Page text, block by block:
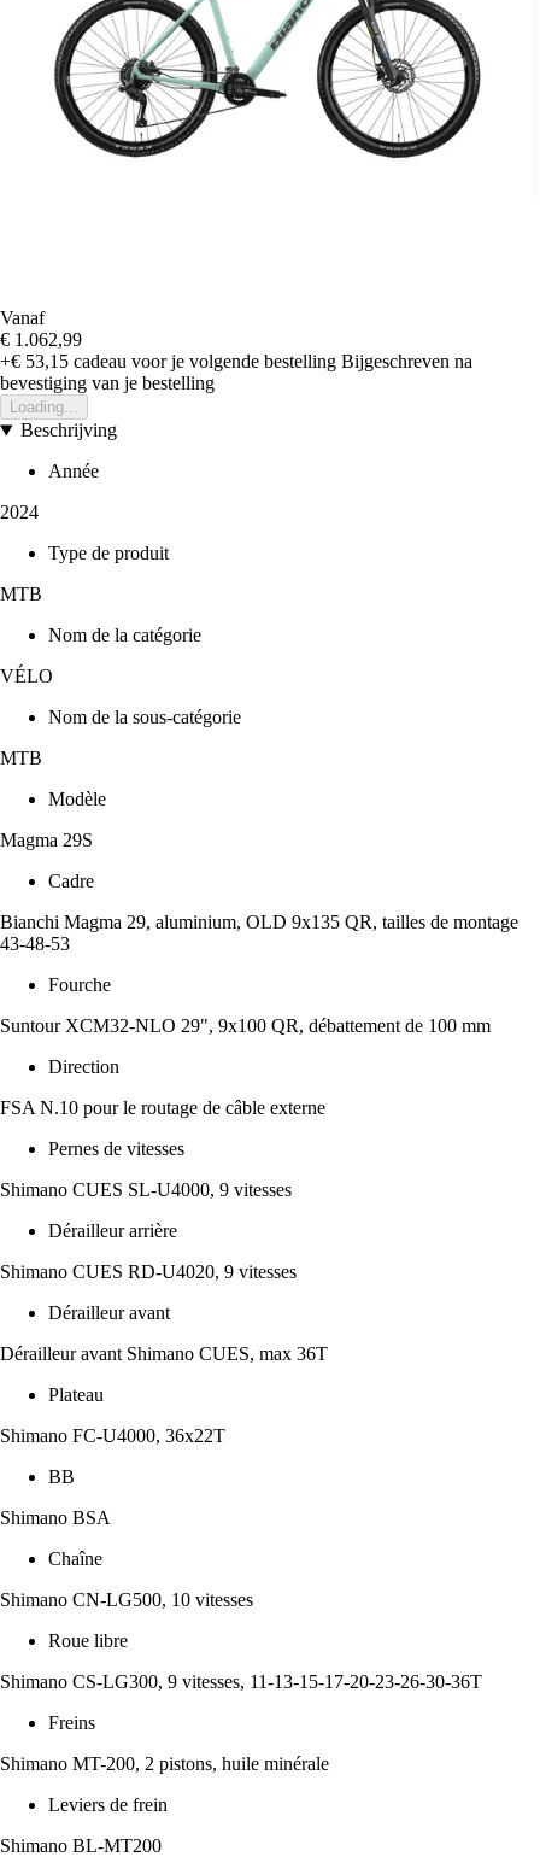
Vanaf
€ 1.062,99
+€ 53,15 cadeau voor je volgende bestelling Bijgeschreven na
bevestiging van je bestelling
Loading...
Beschrijving
Année
2024
Type de produit
MTB
Nom de la catégorie
VÉLO
Nom de la sous-catégorie
MTB
Modèle
Magma 29S
Cadre
Bianchi Magma 29, aluminium, OLD 9x135 QR, tailles de montage
43-48-53
Fourche
Suntour XCM32-NLO 29", 9x100 QR, débattement de 100 mm
Direction
FSA N.10 pour le routage de câble externe
Pernes de vitesses
Shimano CUES SL-U4000, 9 vitesses
Dérailleur arrière
Shimano CUES RD-U4020, 9 vitesses
Dérailleur avant
Dérailleur avant Shimano CUES, max 36T
Plateau
Shimano FC-U4000, 36x22T
BB
Shimano BSA
Chaîne
Shimano CN-LG500, 10 vitesses
Roue libre
Shimano CS-LG300, 9 vitesses, 11-13-15-17-20-23-26-30-36T
Freins
Shimano MT-200, 2 pistons, huile minérale
Leviers de frein
Shimano BL-MT200